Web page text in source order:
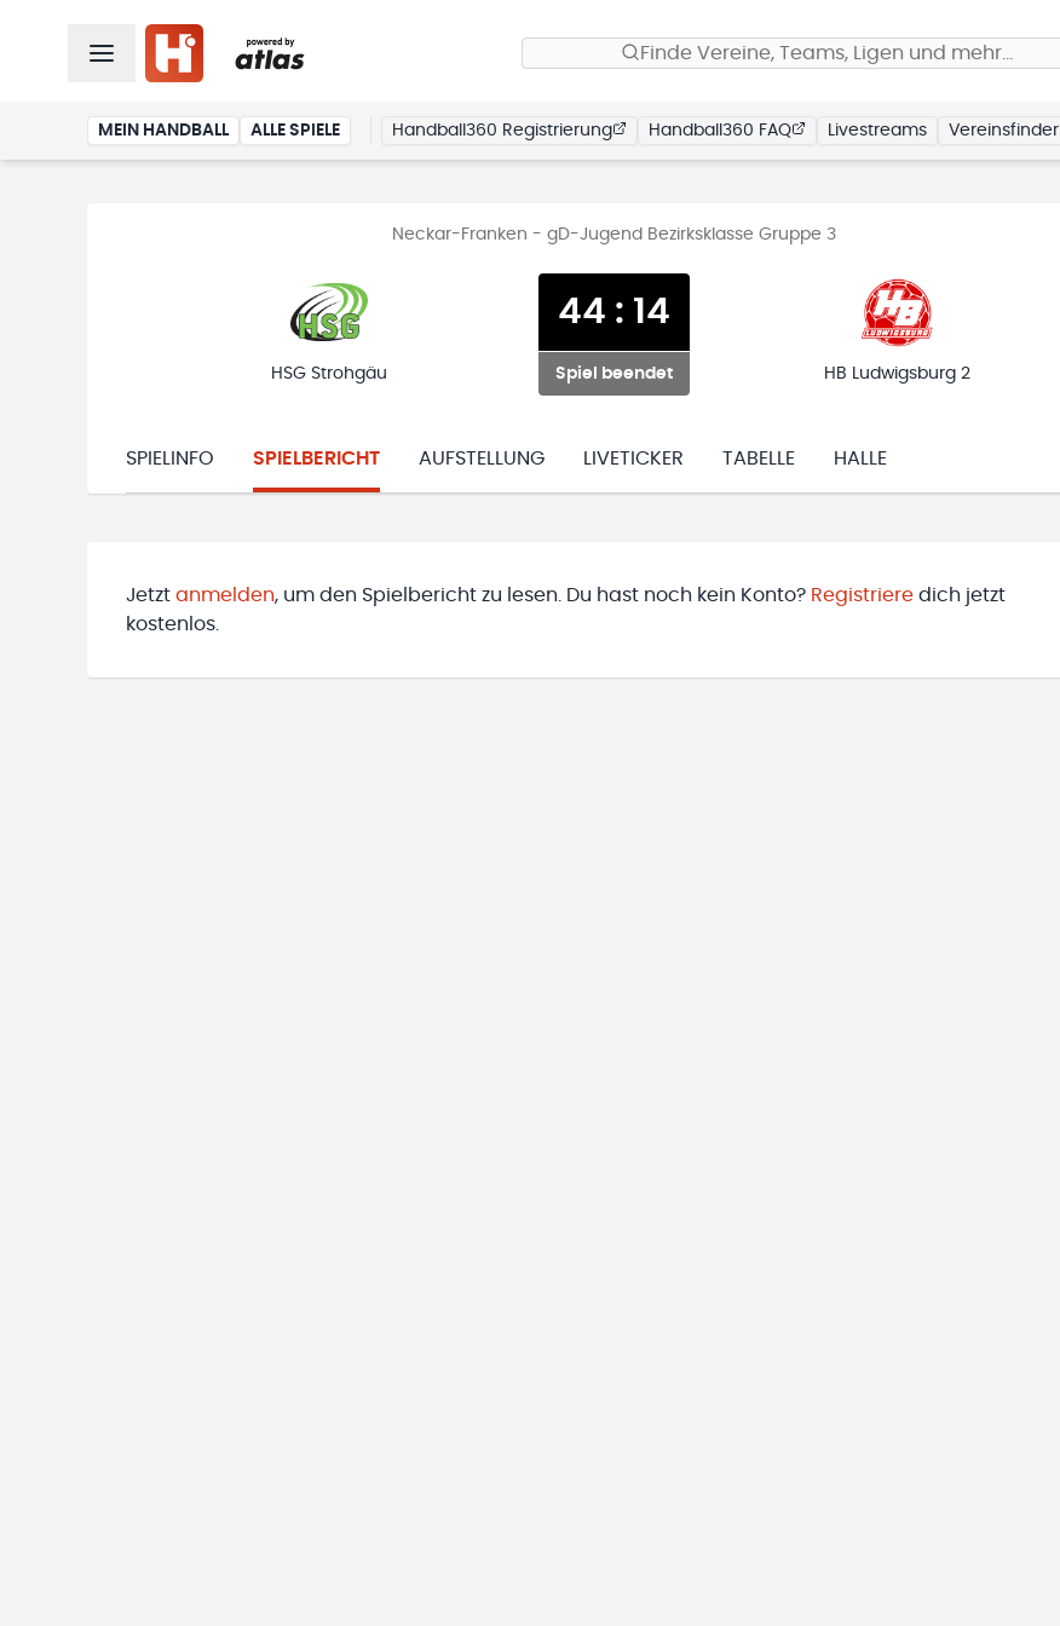
Finde Vereine, Teams, Ligen und mehr…
MEIN HANDBALL ALLE SPIELE Handball360 Registrierung Handball360 FAQ Livestreams Vereinsfinder
Neckar-Franken - gD-Jugend Bezirksklasse Gruppe 3
HSG Strohgäu
44 : 14
Spiel beendet HB Ludwigsburg 2
SPIELINFO SPIELBERICHT AUFSTELLUNG LIVETICKER TABELLE HALLE
Jetzt anmelden, um den Spielbericht zu lesen. Du hast noch kein Konto? Registriere dich jetzt
kostenlos.